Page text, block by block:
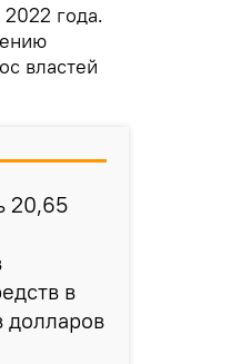
года.
властей
20,65
в
долларов